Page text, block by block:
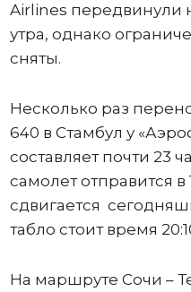
Airlines передвинули
утра, однако
сняты.
Несколько раз
640 в Стамбул у
составляет почти 23
самолет отправится в
сдвигается
табло стоит время
На маршруте Сочи –